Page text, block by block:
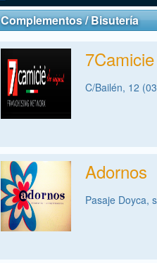
Complementos / Bisutería
C/Bailén, 12
Adornos
Pasaje Doyca,